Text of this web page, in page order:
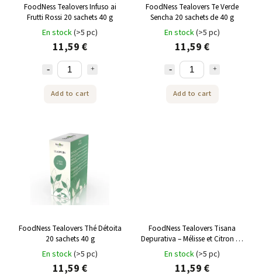
FoodNess Tealovers Infuso ai
Frutti Rossi 20 sachets 40 g
En stock(>5 pc)
11,59 €
Add to cart
FoodNess Tealovers Te Verde
Sencha 20 sachets de 40 g
En stock(>5 pc)
11,59 €
Add to cart
FoodNess Tealovers Thé Détoita
20 sachets 40 g
En stock(>5 pc)
11,59 €
FoodNess Tealovers Tisana
Depurativa – Mélisse et Citron 20
sachets de 40 g
En stock(>5 pc)
11,59 €